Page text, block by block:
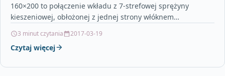
160×200 to połączenie wkładu z 7-strefowej sprężyny
kieszeniowej, obłożonej z jednej strony włóknem
3 minut czytania 2017-03-19
Czytaj więcej